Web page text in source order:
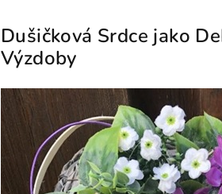
Dušičková Srdce jako
Výzdoby